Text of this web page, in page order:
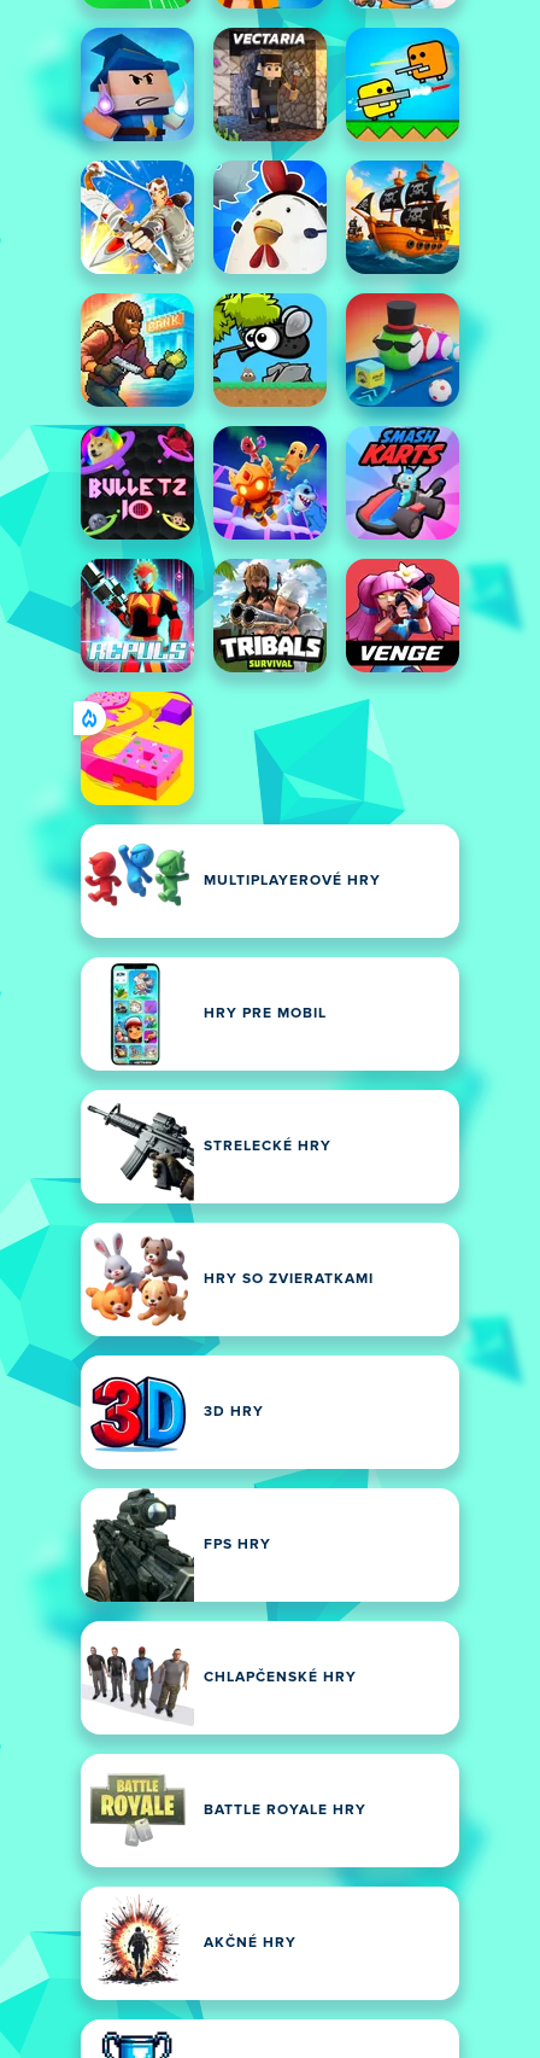
MULTIPLAYEROVÉ HRY
HRY PRE MOBIL
STRELECKÉ HRY
HRY SO ZVIERATKAMI
3D HRY
FPS HRY
CHLAPČENSKÉ HRY
BATTLE ROYALE HRY
AKČNÉ HRY